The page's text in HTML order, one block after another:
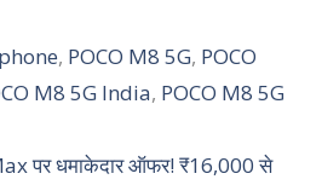
, POCO M8 5G, POCO
M8 5G India, POCO M8 5G
पर धमाकेदार ऑफर! ₹16,000 से